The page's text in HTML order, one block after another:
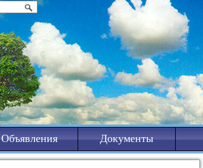
Объявления Документы